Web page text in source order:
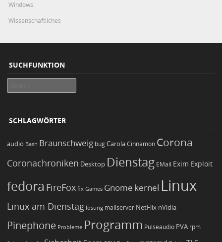
Windows
Wissenschaftliches
SUCHFUNKTION
SCHLAGWÖRTER
audio Bash Braunschweig bugCarola Cinnamon Corona
Coronachroniken Desktop Dienstag EMail Exim Exploit
fedora FireFox fix Games Gnome kernel Linux
Linux am Dienstag lösung mailserver NetFlix nVidia
Pinephone Probleme Programm Pulseaudio PVA rpm